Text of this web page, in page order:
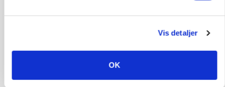
Vis detaljer
OK
Grambogård får oksekød på menuen hos